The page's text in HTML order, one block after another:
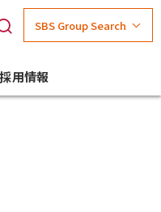
SBS Group Search
採用情報